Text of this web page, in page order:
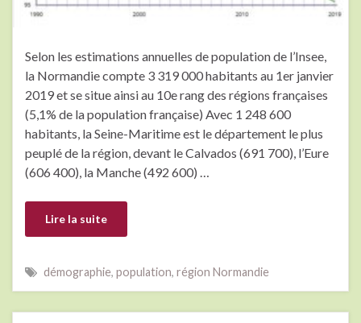
Selon les estimations annuelles de population de l’Insee,
la Normandie compte 3 319 000 habitants au 1er janvier
2019 et se situe ainsi au 10e rang des régions françaises
(5,1% de la population française) Avec 1 248 600
habitants, la Seine-Maritime est le département le plus
peuplé de la région, devant le Calvados (691 700), l’Eure
(606 400), la Manche (492 600) …
Lire la suite
démographie, population, région Normandie